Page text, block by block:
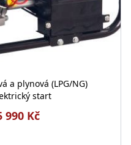
a plynová (LPG/NG)
start
990 Kč